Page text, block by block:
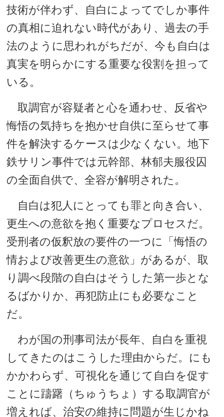
技術が伴わず、自白によってでしか事件
の真相に迫れない時代があり、過去の手
法のように思われがちだが、今も自白は
真実を明らかにする重要な役割を担って
いる。
取調官が容疑者と心を通わせ、反省や
悔悟の気持ちを抱かせ自供に至らせて事
件を解決するケースは少なくない。地下
鉄サリン事件では元幹部、林郁夫服役囚
の全面自供で、全容が解明された。
自白は犯人にとっても罪と向き合い、
更生への意欲を抱く重要なプロセスだ。
受刑者の仮釈放の要件の一つに「悔悟の
情および改善更生の意欲」があるが、取
り調べ段階の自白はそうした第一歩とな
るばかりか、再犯防止にも必要なこと
だ。
わが国の刑事司法が長年、自白を重視
してきたのはこうした理由からだ。にも
かかわらず、可視化を通じて自白を促す
ことに躊躇（ちゅうちょ）する取調官が
増えれば、治安の維持に問題が生じかね